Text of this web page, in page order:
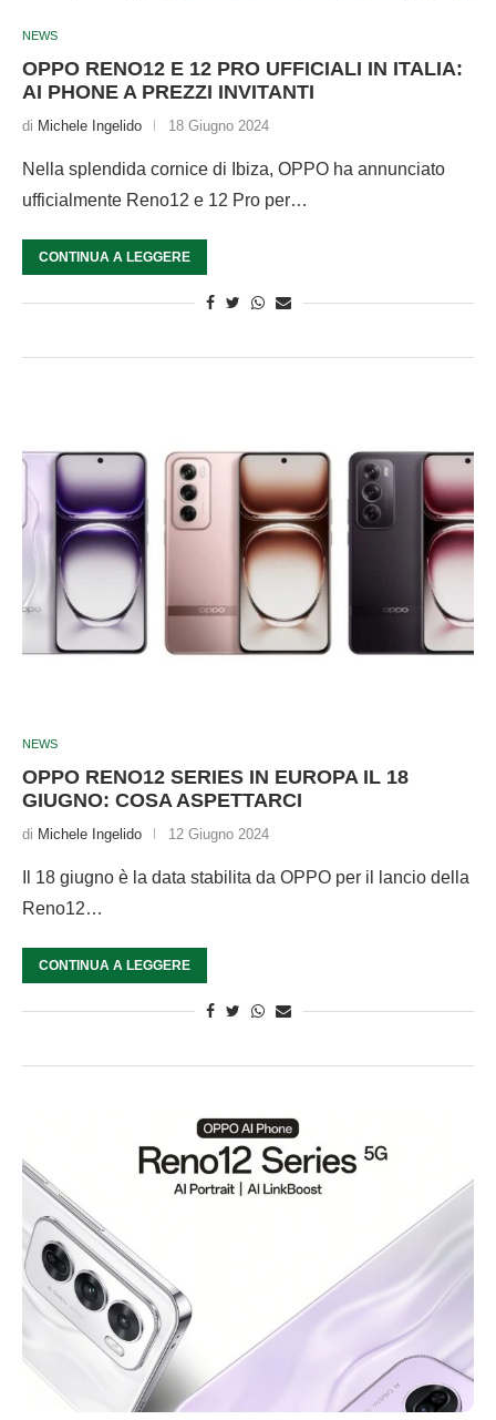
NEWS
OPPO RENO12 E 12 PRO UFFICIALI IN ITALIA:
AI PHONE A PREZZI INVITANTI
di Michele Ingelido 18 Giugno 2024
Nella splendida cornice di Ibiza, OPPO ha annunciato
ufficialmente Reno12 e 12 Pro per…
CONTINUA A LEGGERE
NEWS
OPPO RENO12 SERIES IN EUROPA IL 18
GIUGNO: COSA ASPETTARCI
di Michele Ingelido 12 Giugno 2024
Il 18 giugno è la data stabilita da OPPO per il lancio della
Reno12…
CONTINUA A LEGGERE